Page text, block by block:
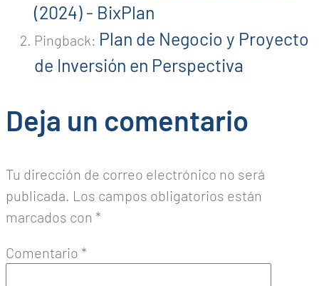
(2024) - BixPlan
Pingback: Plan de Negocio y Proyecto
de Inversión en Perspectiva
Deja un comentario
Tu dirección de correo electrónico no será
publicada. Los campos obligatorios están
marcados con *
Comentario *